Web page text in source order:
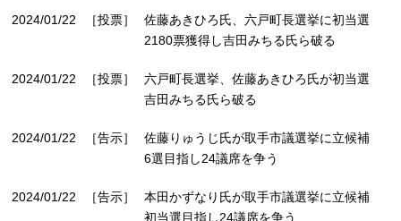
2024/01/22 ［投票］
佐藤あきひろ氏、六戸町長選挙に初当選
2180票獲得し吉田みちる氏ら破る
2024/01/22 ［投票］
六戸町長選挙、佐藤あきひろ氏が初当選
吉田みちる氏ら破る
2024/01/22 ［告示］
佐藤りゅうじ氏が取手市議選挙に立候補
6選目指し24議席を争う
2024/01/22 ［告示］
本田かずなり氏が取手市議選挙に立候補
初当選目指し24議席を争う